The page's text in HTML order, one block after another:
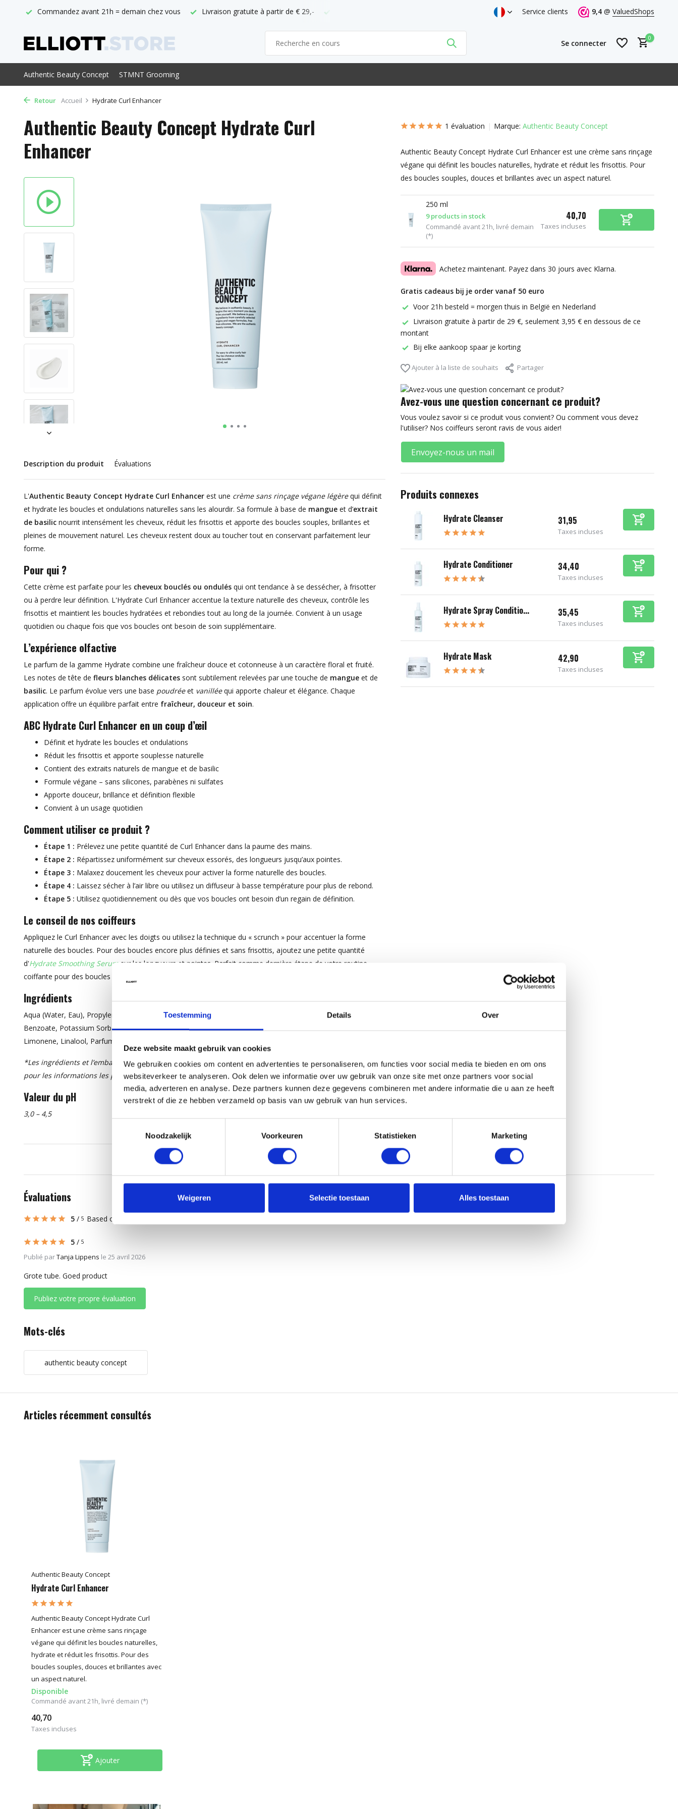
Toestemming Details Over
Deze website maakt gebruik van cookies
We gebruiken cookies om content en advertenties te personaliseren, om functies voor social media te bieden en om ons
websiteverkeer te analyseren. Ook delen we informatie over uw gebruik van onze site met onze partners voor social
media, adverteren en analyse. Deze partners kunnen deze gegevens combineren met andere informatie die u aan ze heeft
verstrekt of die ze hebben verzameld op basis van uw gebruik van hun services.
Noodzakelijk
Voorkeuren Statistieken Marketing
Weigeren Selectie toestaan Alles toestaan
Livraison gratuite à partir de € 29,- Point de vente officiel d'ABC Commandez avant 21h = demain chez vous Service clients 9,4 @ ValuedShops
Se connecter
S'inscrire
0
Authentic Beauty Concept STMNT Grooming
Retour Accueil Hydrate Curl Enhancer
Authentic Beauty Concept Hydrate Curl
Enhancer
Description du produit Évaluations
L'Authentic Beauty Concept Hydrate Curl Enhancer est une crème sans rinçage végane légèrequi définit
et hydrate les boucles et ondulations naturelles sans les alourdir. Sa formule à base de mangue et d’extrait
de basilic nourrit intensément les cheveux, réduit les frisottis et apporte des boucles souples, brillantes et
pleines de mouvement naturel. Les cheveux restent doux au toucher tout en conservant parfaitement leur
forme.
Pour qui ?
Cette crème est parfaite pour les cheveux bouclés ou ondulés qui ont tendance à se dessécher, à frisotter
ou à perdre leur définition. L'Hydrate Curl Enhancer accentue la texture naturelle des cheveux, contrôle les
frisottis et maintient les boucles hydratées et rebondies tout au long de la journée. Convient à un usage
quotidien ou chaque fois que vos boucles ont besoin de soin supplémentaire.
L’expérience olfactive
Le parfum de la gamme Hydrate combine une fraîcheur douce et cotonneuse à un caractère floral et fruité.
Les notes de tête de fleurs blanches délicates sont subtilement relevées par une touche de mangue et de
basilic. Le parfum évolue vers une base poudréeet vanilléequi apporte chaleur et élégance. Chaque
application offre un équilibre parfait entre fraîcheur, douceur et soin.
ABC Hydrate Curl Enhancer en un coup d’œil
Définit et hydrate les boucles et ondulations
Réduit les frisottis et apporte souplesse naturelle
Contient des extraits naturels de mangue et de basilic
Formule végane – sans silicones, parabènes ni sulfates
Apporte douceur, brillance et définition flexible
Convient à un usage quotidien
Comment utiliser ce produit ?
Étape 1 : Prélevez une petite quantité de Curl Enhancer dans la paume des mains.
Étape 2 : Répartissez uniformément sur cheveux essorés, des longueurs jusqu’aux pointes.
Étape 3 : Malaxez doucement les cheveux pour activer la forme naturelle des boucles.
Étape 4 : Laissez sécher à l’air libre ou utilisez un diffuseur à basse température pour plus de rebond.
Étape 5 : Utilisez quotidiennement ou dès que vos boucles ont besoin d’un regain de définition.
Le conseil de nos coiffeurs
Appliquez le Curl Enhancer avec les doigts ou utilisez la technique du « scrunch » pour accentuer la forme
naturelle des boucles. Pour des boucles encore plus définies et sans frisottis, ajoutez une petite quantité
d'Hydrate Smoothing Serum sur les longueurs et pointes. Parfait comme dernière étape de votre routine
coiffante pour des boucles brillantes et rebondies.
Ingrédients
Aqua (Water, Eau), Propylene Glycol, PEG-40 Hydrogenated Castor Oil, Panthenol, Citric Acid, Sodium
Benzoate, Potassium Sorbate, Mangifera Indica (Mango) Fruit Extract, Ocimum Basilicum (Basil) Leaf Extract,
Limonene, Linalool, Parfum (Fragrance).*
*Les ingrédients et l’emballage peuvent être modifiés. Veuillez toujours consulter l’étiquette du produit
pour les informations les plus récentes.
Valeur du pH
3,0 – 4,5
1 évaluation Marque: Authentic Beauty Concept
Authentic Beauty Concept Hydrate Curl Enhancer est une crème sans rinçage
végane qui définit les boucles naturelles, hydrate et réduit les frisottis. Pour
des boucles souples, douces et brillantes avec un aspect naturel.
250 ml
9 products in stock
Commandé avant 21h, livré demain
(*)
40,70
Taxes incluses
Achetez maintenant. Payez dans 30 jours avec Klarna.
Gratis cadeaus bij je order vanaf 50 euro
Voor 21h besteld = morgen thuis in België en Nederland
Livraison gratuite à partir de 29 €, seulement 3,95 € en dessous de ce
montant
Bij elke aankoop spaar je korting
Ajouter à la liste de souhaits Partager
Avez-vous une question concernant ce produit?
Vous voulez savoir si ce produit vous convient? Ou comment vous devez
l'utiliser? Nos coiffeurs seront ravis de vous aider!
Envoyez-nous un mail
Produits connexes
Hydrate Cleanser 31,95
Taxes incluses
Hydrate Conditioner 34,40
Taxes incluses
Hydrate Spray Conditio... 35,45
Taxes incluses
Hydrate Mask 42,90
Taxes incluses
Évaluations
5 / 5 Based on 1 reviews
5 / 5
Publié parTanja Lippens le 25 avril 2026
Grote tube. Goed product
Publiez votre propre évaluation
Mots-clés
authentic beauty concept
Articles récemment consultés
Authentic Beauty Concept
Hydrate Curl Enhancer
Authentic Beauty Concept Hydrate Curl
Enhancer est une crème sans rinçage
végane qui définit les boucles naturelles,
hydrate et réduit les frisottis. Pour des
boucles souples, douces et brillantes avec
un aspect naturel.
Disponible
Commandé avant 21h, livré demain (*)
40,70
Taxes incluses
Ajouter